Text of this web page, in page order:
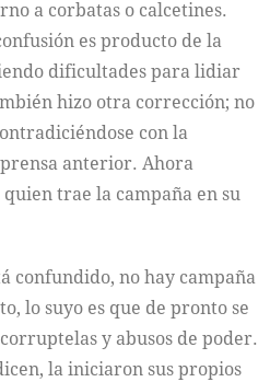
a corbatas o calcetines.
es producto de la
dificultades para lidiar
hizo otra corrección; no
con la
anterior. Ahora
trae la campaña en su
confundido, no hay campaña
lo suyo es que de pronto se
y abusos de poder.
la iniciaron sus propios